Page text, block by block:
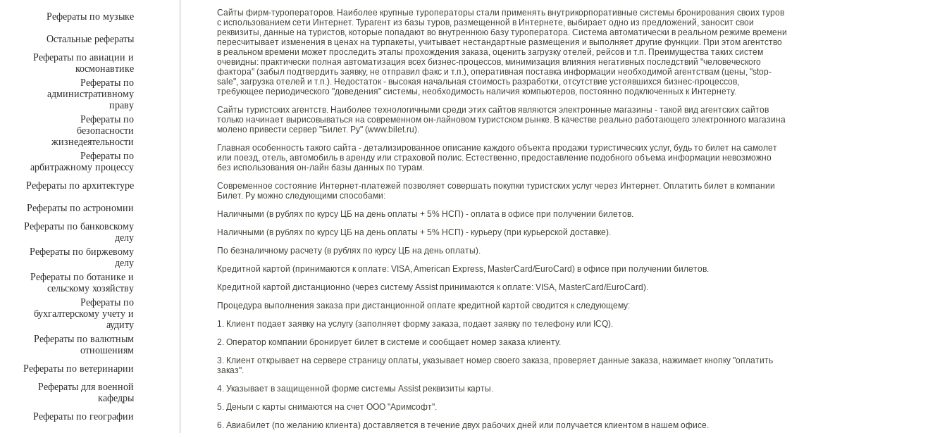
Рефераты по музыке
Остальные рефераты
Рефераты по авиации и
космонавтике
Рефераты по
административному
праву
Рефераты по
безопасности
жизнедеятельности
Рефераты по
арбитражному процессу
Рефераты по архитектуре
Рефераты по астрономии
Рефераты по банковскому
делу
Рефераты по биржевому
делу
Рефераты по ботанике и
сельскому хозяйству
Рефераты по
бухгалтерскому учету и
аудиту
Рефераты по валютным
отношениям
Рефераты по ветеринарии
Рефераты для военной
кафедры
Рефераты по географии
Сайты фирм-туроператоров. Наиболее крупные туроператоры стали применять внутрикорпоративные системы бронирования своих туров
с использованием сети Интернет. Турагент из базы туров, размещенной в Интернете, выбирает одно из предложений, заносит свои
реквизиты, данные на туристов, которые попадают во внутреннюю базу туроператора. Система автоматически в реальном режиме времени
пересчитывает изменения в ценах на турпакеты, учитывает нестандартные размещения и выполняет другие функции. При этом агентство
в реальном времени может проследить этапы прохождения заказа, оценить загрузку отелей, рейсов и т.п. Преимущества таких систем
очевидны: практически полная автоматизация всех бизнес-процессов, минимизация влияния негативных последствий "человеческого
фактора" (забыл подтвердить заявку, не отправил факс и т.п.), оперативная поставка информации необходимой агентствам (цены, "stop-
sale", загрузка отелей и т.п.). Недостаток - высокая начальная стоимость разработки, отсутствие устоявшихся бизнес-процессов,
требующее периодического "доведения" системы, необходимость наличия компьютеров, постоянно подключенных к Интернету.
Сайты туристских агентств. Наиболее технологичными среди этих сайтов являются электронные магазины - такой вид агентских сайтов
только начинает вырисовываться на современном он-лайновом туристском рынке. В качестве реально работающего электронного магазина
молено привести сервер "Билет. Ру" (www.bilet.ru).
Главная особенность такого сайта - детализированное описание каждого объекта продажи туристических услуг, будь то билет на самолет
или поезд, отель, автомобиль в аренду или страховой полис. Естественно, предоставление подобного объема информации невозможно
без использования он-лайн базы данных по турам.
Современное состояние Интернет-платежей позволяет совершать покупки туристских услуг через Интернет. Оплатить билет в компании
Билет. Ру можно следующими способами:
Наличными (в рублях по курсу ЦБ на день оплаты + 5% НСП) - оплата в офисе при получении билетов.
Наличными (в рублях по курсу ЦБ на день оплаты + 5% НСП) - курьеру (при курьерской доставке).
По безналичному расчету (в рублях по курсу ЦБ на день оплаты).
Кредитной картой (принимаются к оплате: VISA, American Express, MasterCard/EuroCard) в офисе при получении билетов.
Кредитной картой дистанционно (через систему Assist принимаются к оплате: VISA, MasterCard/EuroCard).
Процедура выполнения заказа при дистанционной оплате кредитной картой сводится к следующему:
1. Клиент подает заявку на услугу (заполняет форму заказа, подает заявку по телефону или ICQ).
2. Оператор компании бронирует билет в системе и сообщает номер заказа клиенту.
3. Клиент открывает на сервере страницу оплаты, указывает номер своего заказа, проверяет данные заказа, нажимает кнопку "оплатить
заказ".
4. Указывает в защищенной форме системы Assist реквизиты карты.
5. Деньги с карты снимаются на счет ООО "Аримсофт".
6. Авиабилет (по желанию клиента) доставляется в течение двух рабочих дней или получается клиентом в нашем офисе.